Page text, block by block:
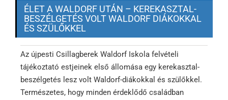
ÉLET A WALDORF UTÁN – KEREKASZTAL-
BESZÉLGETÉS VOLT WALDORF DIÁKOKKAL
ÉS SZÜLŐKKEL
Az újpesti Csillagberek Waldorf Iskola felvételi
tájékoztató estjeinek első állomása egy kerekasztal-
beszélgetés lesz volt Waldorf-diákokkal és szülőkkel.
Természetes, hogy minden érdeklődő családban